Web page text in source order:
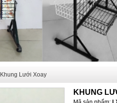
Khung Lưới Xoay
KHUNG